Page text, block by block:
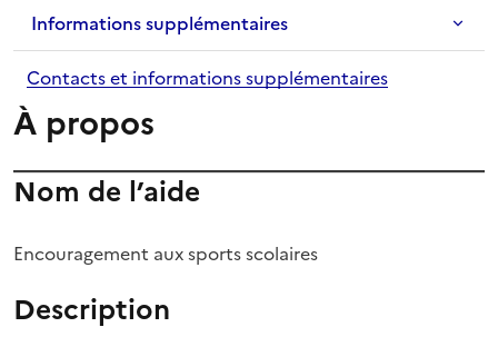
Informations supplémentaires
Contacts et informations supplémentaires
À propos
Nom de l’aide
Encouragement aux sports scolaires
Description